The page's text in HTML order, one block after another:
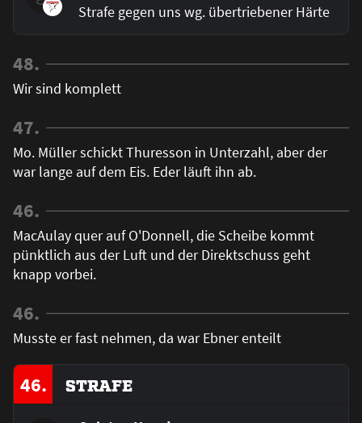
Strafe gegen uns wg. übertriebener Härte
48.
Wir sind komplett
47.
Mo. Müller schickt Thuresson in Unterzahl, aber der
war lange auf dem Eis. Eder läuft ihn ab.
46.
MacAulay quer auf O'Donnell, die Scheibe kommt
pünktlich aus der Luft und der Direktschuss geht
knapp vorbei.
46.
Musste er fast nehmen, da war Ebner enteilt
46. STRAFE